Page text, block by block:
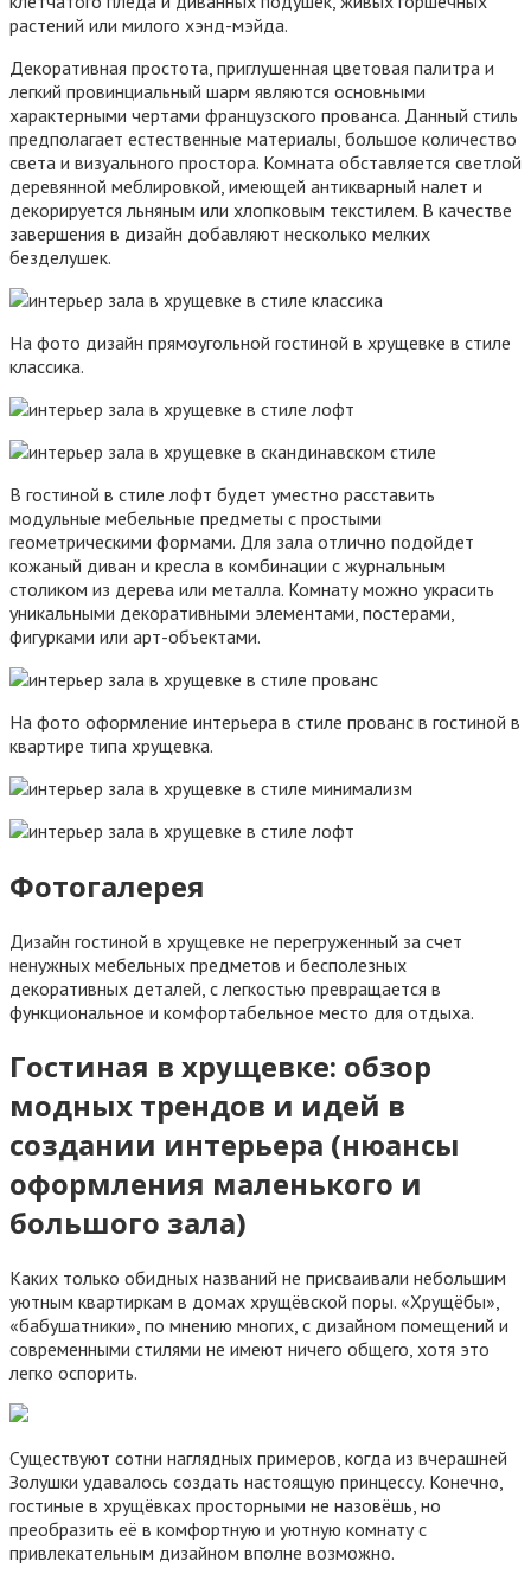
растений или милого хэнд-мэйда.
Декоративная простота, приглушенная цветовая палитра и
легкий провинциальный шарм являются основными
характерными чертами французского прованса. Данный стиль
предполагает естественные материалы, большое количество
света и визуального простора. Комната обставляется светлой
деревянной меблировкой, имеющей антикварный налет и
декорируется льняным или хлопковым текстилем. В качестве
завершения в дизайн добавляют несколько мелких
безделушек.
На фото дизайн прямоугольной гостиной в хрущевке в стиле
классика.
В гостиной в стиле лофт будет уместно расставить
модульные мебельные предметы с простыми
геометрическими формами. Для зала отлично подойдет
кожаный диван и кресла в комбинации с журнальным
столиком из дерева или металла. Комнату можно украсить
уникальными декоративными элементами, постерами,
фигурками или арт-объектами.
На фото оформление интерьера в стиле прованс в гостиной в
квартире типа хрущевка.
Фотогалерея
Дизайн гостиной в хрущевке не перегруженный за счет
ненужных мебельных предметов и бесполезных
декоративных деталей, с легкостью превращается в
функциональное и комфортабельное место для отдыха.
Гостиная в хрущевке: обзор
модных трендов и идей в
создании интерьера (нюансы
оформления маленького и
большого зала)
Каких только обидных названий не присваивали небольшим
уютным квартиркам в домах хрущёвской поры. «Хрущёбы»,
«бабушатники», по мнению многих, с дизайном помещений и
современными стилями не имеют ничего общего, хотя это
легко оспорить.
Существуют сотни наглядных примеров, когда из вчерашней
Золушки удавалось создать настоящую принцессу. Конечно,
гостиные в хрущёвках просторными не назовёшь, но
преобразить её в комфортную и уютную комнату с
привлекательным дизайном вполне возможно.